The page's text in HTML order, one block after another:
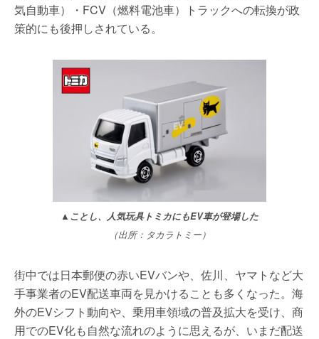
気自動車）・FCV（燃料電池車）トラックへの転換が政
策的にも後押しされている。
▲ことし、人気玩具トミカにもEV車が登場した
（出所：タカラトミー）
街中では日本郵便の赤いEVバンや、佐川、ヤマトなど大
手事業者のEV配送車両を見かけることも多くなった。海
外のEVシフト動向や、乗用車領域の普及拡大を受け、商
用でのEV化も自然な流れのように思えるが、いまだ配送